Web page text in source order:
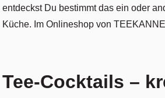
entdeckst Du bestimmt das ein oder
Küche. Im Onlineshop von
Tee-Cocktails –